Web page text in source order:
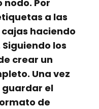
Por
a las
haciendo
los
crear un
Una vez
el
de